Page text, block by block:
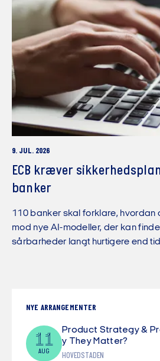
9. JUL. 2026
ECB kræver
banker
110 banker skal forklare, hvordan
mod nye AI-modeller, der kan
sårbarheder langt hurtigere end
NYE ARRANGEMENTER
11
AUG
Product Strategy &
y They Matter?
HOVEDSTADEN